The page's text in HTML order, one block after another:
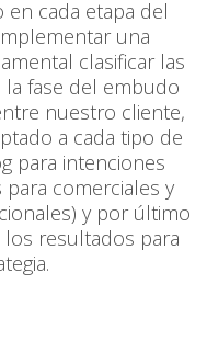
en cada etapa del
una
clasificar las
la fase del embudo
nuestro cliente,
a cada tipo de
para intenciones
comerciales y
y por último
resultados para